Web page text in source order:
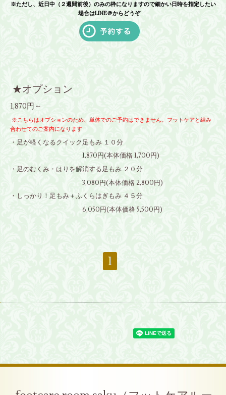
※ただし、近日中（２週間前後）のみの枠になりますので細かい日時を指定したい
場合はLINE＠からどうぞ
★オプション
1,870円～
※こちらはオプションのため、単体でのご予約はできません。フットケアと組み
合わせてのご案内になります
・足が軽くなるクイック足もみ １０分
1,870円(本体価格 1,700円)
・足のむくみ・はりを解消する足もみ ２０分
3,080円(本体価格 2,800円)
・しっかり！足もみ＋ふくらはぎもみ ４５分
6,050円(本体価格 5,500円)
1